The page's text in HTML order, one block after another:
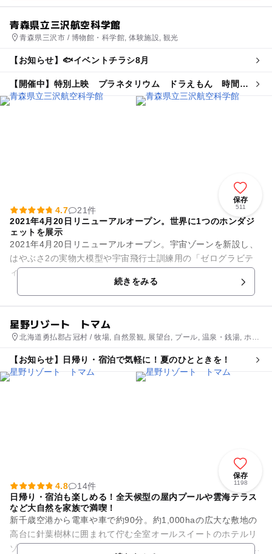
青森県立三沢航空科学館
青森県三沢市 / 博物館・科学館, 体験施設, 観光
【お知らせ】🐟イベントチラシ8月
【開催中】特別上映 プラネタリウム ドラえもん 時間の
ひみつ
保存
511
4.7
21件
2021年4月20日リニューアルオープン。世界に1つのホンダジ
ェットを展示
2021年4月20日リニューアルオープン。宇宙ゾーンを新設し、
はやぶさ2の実物大模型や宇宙飛行士訓練用の「ゼログラビテ
ィ360」があり、楽しく遊んで航空・科学・宇宙を体験でき
続きをみる
星野リゾート トマム
北海道勇払郡占冠村 / 牧場, 自然景観, 展望台, プール, 温泉・銭湯, ホテ
【お知らせ】日帰り・宿泊で気軽に！夏のひとときを！
保存
1198
4.8
14件
日帰り・宿泊も楽しめる！全天候型の屋内プールや雲海テラス
など大自然を家族で満喫！
新千歳空港から電車や車で約90分。約1,000haの広大な敷地の
高台に針葉樹林に囲まれて佇む全室オールスイートのホテルリ
ゾート。 宿泊者はもちろん、日帰りでも楽しめる体験やアクテ